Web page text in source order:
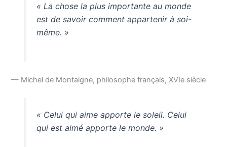
« La chose la plus importante au monde
est de savoir comment appartenir à soi-
même. »
— Michel de Montaigne, philosophe français, XVIe siècle
« Celui qui aime apporte le soleil. Celui
qui est aimé apporte le monde. »